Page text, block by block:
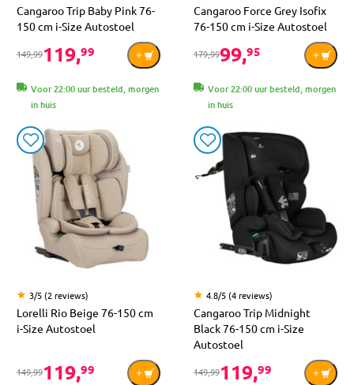
Cangaroo Trip Baby Pink 76-
150 cm i-Size Autostoel
149,99119,99
Voor 22:00 uur besteld, morgen
in huis
Cangaroo Force Grey Isofix
76-150 cm i-Size Autostoel
179,9999,95
Voor 22:00 uur besteld, morgen
in huis
3/5 (2 reviews)
Lorelli Rio Beige 76-150 cm
i-Size Autostoel
149,99119,99
4.8/5 (4 reviews)
Cangaroo Trip Midnight
Black 76-150 cm i-Size
Autostoel
149,99119,99